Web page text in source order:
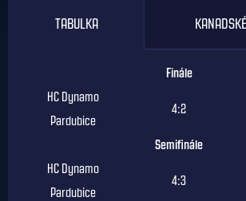
TABULKA
Finále
HC Dynamo
Pardubice
4:2
Semifinále
HC Dynamo
Pardubice
4:3